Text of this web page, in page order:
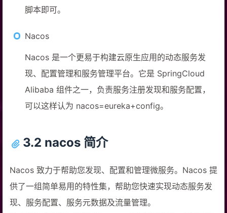
脚本即可。
Nacos
Nacos 是一个更易于构建云原生应用的动态服务发
现、配置管理和服务管理平台。它是 SpringCloud
Alibaba 组件之一，负责服务注册发现和服务配置，
可以这样认为 nacos=eureka+config。
3.2 nacos 简介
Nacos 致力于帮助您发现、配置和管理微服务。Nacos 提
供了一组简单易用的特性集，帮助您快速实现动态服务发
现、服务配置、服务元数据及流量管理。